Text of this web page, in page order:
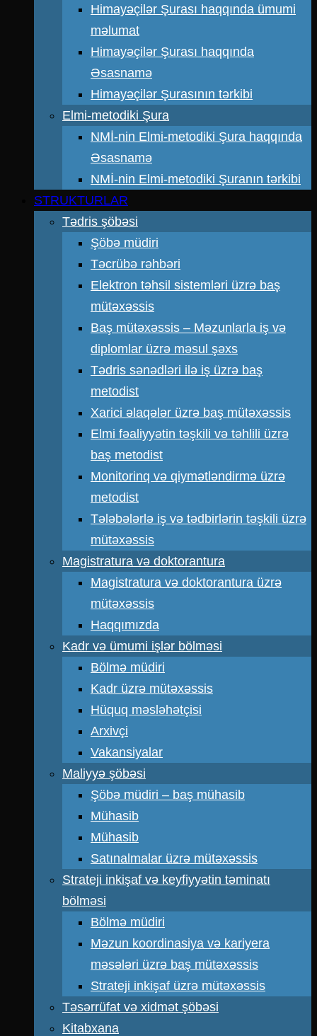
Himayəçilər Şurası haqqında ümumi
məlumat
Himayəçilər Şurası haqqında
Əsasnamə
Himayəçilər Şurasının tərkibi
Elmi-metodiki Şura
NMİ-nin Elmi-metodiki Şura haqqında
Əsasnamə
NMİ-nin Elmi-metodiki Şuranın tərkibi
STRUKTURLAR
Tədris şöbəsi
Şöbə müdiri
Təcrübə rəhbəri
Elektron təhsil sistemləri üzrə baş
mütəxəssis
Baş mütəxəssis – Məzunlarla iş və
diplomlar üzrə məsul şəxs
Tədris sənədləri ilə iş üzrə baş
metodist
Xarici əlaqələr üzrə baş mütəxəssis
Elmi fəaliyyətin təşkili və təhlili üzrə
baş metodist
Monitorinq və qiymətləndirmə üzrə
metodist
Tələbələrlə iş və tədbirlərin təşkili üzrə
mütəxəssis
Magistratura və doktorantura
Magistratura və doktorantura üzrə
mütəxəssis
Haqqımızda
Kadr və ümumi işlər bölməsi
Bölmə müdiri
Kadr üzrə mütəxəssis
Hüquq məsləhətçisi
Arxivçi
Vakansiyalar
Maliyyə şöbəsi
Şöbə müdiri – baş mühasib
Mühasib
Mühasib
Satınalmalar üzrə mütəxəssis
Strateji inkişaf və keyfiyyətin təminatı
bölməsi
Bölmə müdiri
Məzun koordinasiya və kariyera
məsələri üzrə baş mütəxəssis
Strateji inkişaf üzrə mütəxəssis
Təsərrüfat və xidmət şöbəsi
Kitabxana